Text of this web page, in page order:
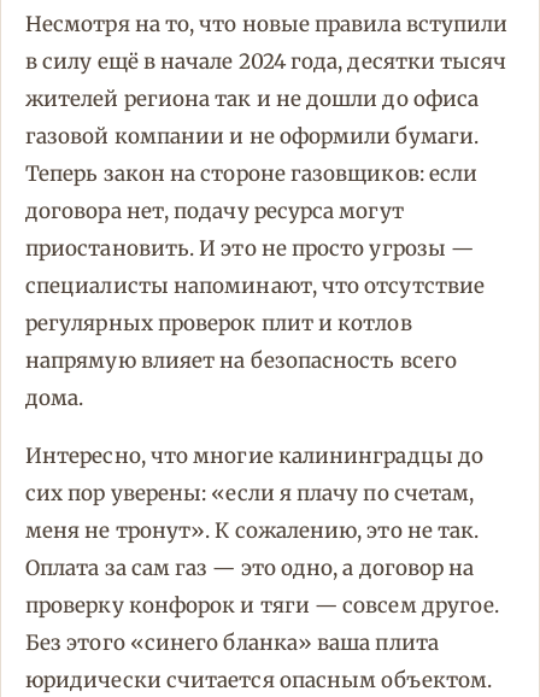
Несмотря на то, что новые правила вступили
в силу ещё в начале 2024 года, десятки тысяч
жителей региона так и не дошли до офиса
газовой компании и не оформили бумаги.
Теперь закон на стороне газовщиков: если
договора нет, подачу ресурса могут
приостановить. И это не просто угрозы —
специалисты напоминают, что отсутствие
регулярных проверок плит и котлов
напрямую влияет на безопасность всего
дома.
Интересно, что многие калининградцы до
сих пор уверены: «если я плачу по счетам,
меня не тронут». К сожалению, это не так.
Оплата за сам газ — это одно, а договор на
проверку конфорок и тяги — совсем другое.
Без этого «синего бланка» ваша плита
юридически считается опасным объектом.